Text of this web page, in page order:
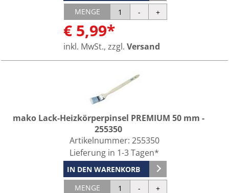
MENGE
€ 5,99*
inkl. MwSt., zzgl. Versand
mako Lack-Heizkörperpinsel PREMIUM 50 mm -
255350
Artikelnummer: 255350
Lieferung in 1-3 Tagen*
IN DEN WARENKORB
MENGE